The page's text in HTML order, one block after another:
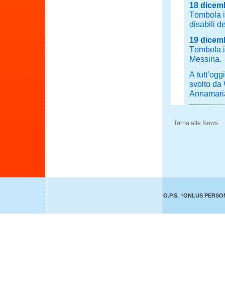
18
Tombola
disabili
19
Tombola
Messina.
A
svolto da
Torna alle News
O.P.S. “ONLUS